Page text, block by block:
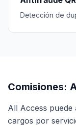
Detección de
Comisiones:
All Access
cargos por